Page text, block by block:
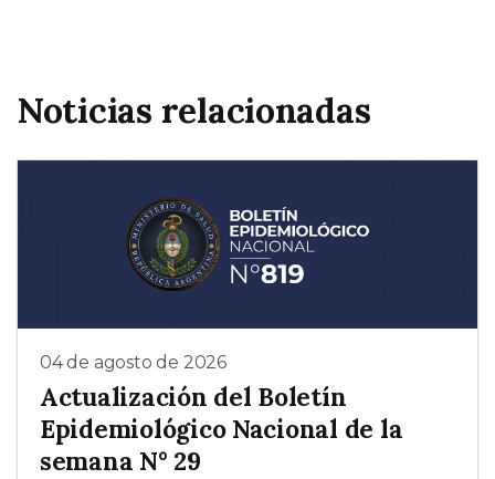
Noticias relacionadas
04 de agosto de 2026
Actualización del Boletín
Epidemiológico Nacional de la
semana N° 29